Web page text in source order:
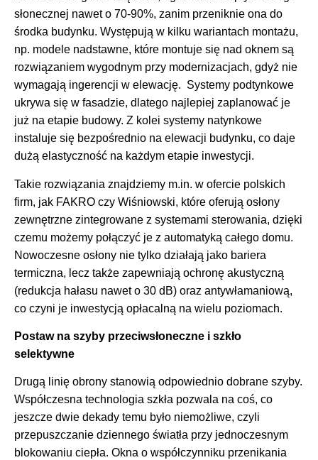
słonecznej nawet o 70-90%, zanim przeniknie ona do
środka budynku. Występują w kilku wariantach montażu,
np. modele nadstawne, które montuje się nad oknem są
rozwiązaniem wygodnym przy modernizacjach, gdyż nie
wymagają ingerencji w elewację. Systemy podtynkowe
ukrywa się w fasadzie, dlatego najlepiej zaplanować je
już na etapie budowy. Z kolei systemy natynkowe
instaluje się bezpośrednio na elewacji budynku, co daje
dużą elastyczność na każdym etapie inwestycji.
Takie rozwiązania znajdziemy m.in. w ofercie polskich
firm, jak FAKRO czy Wiśniowski, które oferują osłony
zewnętrzne zintegrowane z systemami sterowania, dzięki
czemu możemy połączyć je z automatyką całego domu.
Nowoczesne osłony nie tylko działają jako bariera
termiczna, lecz także zapewniają ochronę akustyczną
(redukcja hałasu nawet o 30 dB) oraz antywłamaniową,
co czyni je inwestycją opłacalną na wielu poziomach.
Postaw na szyby przeciwsłoneczne i szkło
selektywne
Drugą linię obrony stanowią odpowiednio dobrane szyby.
Współczesna technologia szkła pozwala na coś, co
jeszcze dwie dekady temu było niemożliwe, czyli
przepuszczanie dziennego światła przy jednoczesnym
blokowaniu ciepła. Okna o współczynniku przenikania